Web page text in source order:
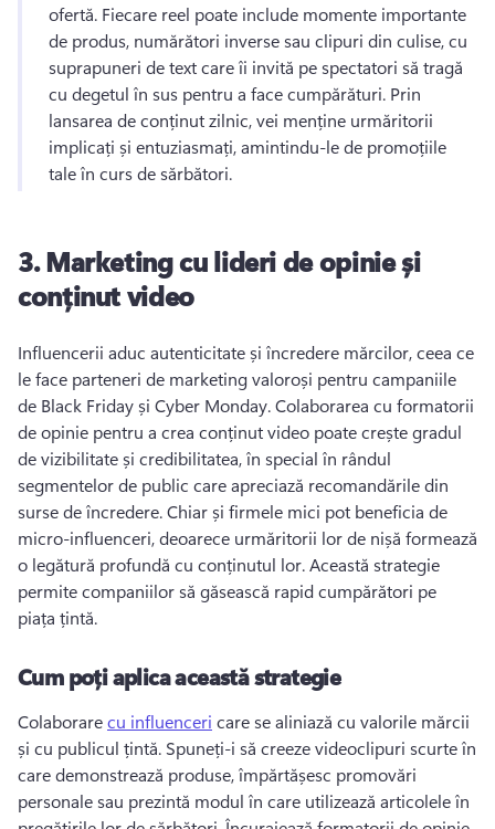
ofertă. Fiecare reel poate include momente importante
de produs, numărători inverse sau clipuri din culise, cu
suprapuneri de text care îi invită pe spectatori să tragă
cu degetul în sus pentru a face cumpărături. Prin
lansarea de conținut zilnic, vei menține urmăritorii
implicați și entuziasmați, amintindu-le de promoțiile
tale în curs de sărbători.
3.Marketing cu lideri de opinie și
conținut video
Influencerii aduc autenticitate și încredere mărcilor, ceea ce
le face parteneri de marketing valoroși pentru campaniile
de Black Friday și Cyber Monday. Colaborarea cu formatorii
de opinie pentru a crea conținut video poate crește gradul
de vizibilitate și credibilitatea, în special în rândul
segmentelor de public care apreciază recomandările din
surse de încredere. Chiar și firmele mici pot beneficia de
micro-influenceri, deoarece urmăritorii lor de nișă formează
o legătură profundă cu conținutul lor. Această strategie
permite companiilor să găsească rapid cumpărători pe
piața țintă.
Cum poți aplica această strategie
Colaborare cu influenceri care se aliniază cu valorile mărcii
și cu publicul țintă. Spuneți-i să creeze videoclipuri scurte în
care demonstrează produse, împărtășesc promovări
personale sau prezintă modul în care utilizează articolele în